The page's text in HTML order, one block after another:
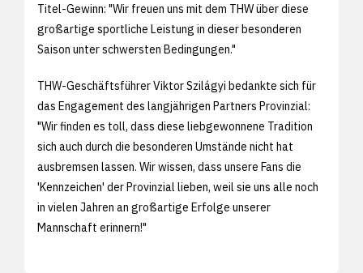
Titel-Gewinn: "Wir freuen uns mit dem THW über diese
großartige sportliche Leistung in dieser besonderen
Saison unter schwersten Bedingungen."
THW-Geschäftsführer Viktor Szilágyi bedankte sich für
das Engagement des langjährigen Partners Provinzial:
"Wir finden es toll, dass diese liebgewonnene Tradition
sich auch durch die besonderen Umstände nicht hat
ausbremsen lassen. Wir wissen, dass unsere Fans die
'Kennzeichen' der Provinzial lieben, weil sie uns alle noch
in vielen Jahren an großartige Erfolge unserer
Mannschaft erinnern!"